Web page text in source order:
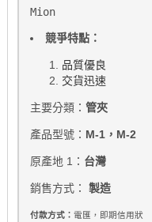
Mion
競爭特點：
品質優良
交貨迅速
主要分類： 管夾
產品型號： M-1，M-2
原產地 1： 台灣
銷售方式： 製造
付款方式： 電匯，即期信用狀